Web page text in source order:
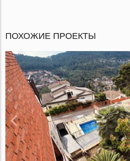
ПОХОЖИЕ ПРОЕКТЫ